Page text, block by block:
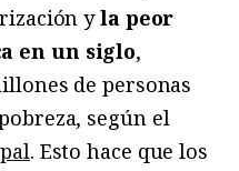
yla peor
en un siglo,
de personas
según el
. Esto hace que los